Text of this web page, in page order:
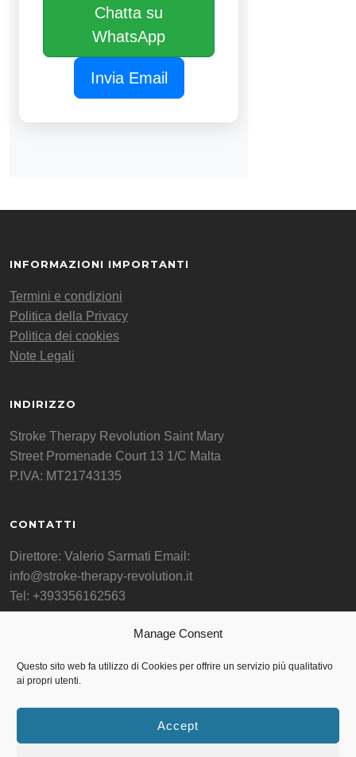
Manage Consent
Questo sito web fa utilizzo di Cookies per offrire un servizio più qualitativo
ai propri utenti.
Accept
Chatta su
WhatsApp
Invia Email
INFORMAZIONI IMPORTANTI
Termini e condizioni
Politica della Privacy
Politica dei cookies
Note Legali
INDIRIZZO
Stroke Therapy Revolution Saint Mary
Street Promenade Court 13 1/C Malta
P.IVA: MT21743135
CONTATTI
Direttore: Valerio Sarmati Email:
info@stroke-therapy-revolution.it
Tel: +393356162563
F.A.Q. DOMANDE FREQUENTI
F.A.Q.